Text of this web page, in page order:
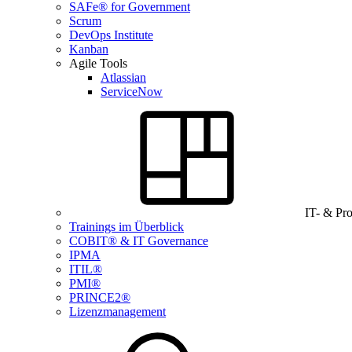
SAFe® for Government
Scrum
DevOps Institute
Kanban
Agile Tools
Atlassian
ServiceNow
IT- &
Trainings im Überblick
COBIT® & IT Governance
IPMA
ITIL®
PMI®
PRINCE2®
Lizenzmanagement